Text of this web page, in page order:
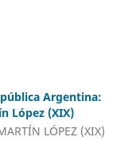
Argentina:
López (XIX)
LÓPEZ (XIX)